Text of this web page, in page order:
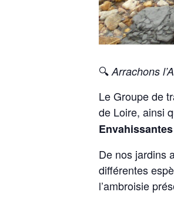
🔍 Arrachons
Le Groupe de
de Loire, ainsi
De nos jardins
différentes
l’ambroisie